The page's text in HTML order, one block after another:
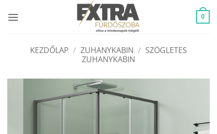
0
KEZDŐLAP / ZUHANYKABIN / SZÖGLETES
ZUHANYKABIN